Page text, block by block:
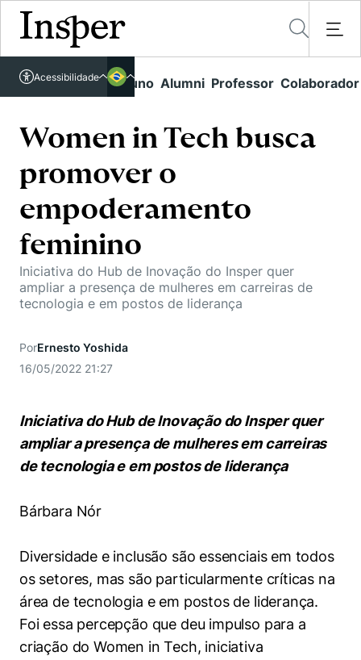
Links rápidos Aluno Alumni Professor Colaborador
Acessibilidade
Acessível em libras
Vestibular
Graduação
Todas as Engenharias
Engenharia Mecatrônica
Economia
Finanças
Educação Executiva
Busca por Áreas de Conhecimento
Quem Somos
O Insper
Campus
Internacional
Student Life
Núcleo de Carreiras
Como funciona
Resolução Eficaz de Problemas
Oportunidade de Negócios
Women in Action
Comunidade Transforme
Missão
Projetos Sociais
Lista de doadores
Pesquisa
Pesquisa no Insper
Centros de Conhecimento
Centro de Dados e IA
Repositório Institucional
Pesquisa na Graduação
Comitê de Ética em Pesquisa
Conteúdos
Carreiras e Cursos
Youtube
Instagram
Unidades Acadêmicas
Engenharia e Ciência da Computação
Busca por docentes
Prêmios de Excelência
Ensino e aprendizagem
Fale Conosco
Atendimento
Visite o Insper
Ouvidoria
Women in Tech busca
promover o
empoderamento
feminino
Iniciativa do Hub de Inovação do Insper quer
ampliar a presença de mulheres em carreiras de
tecnologia e em postos de liderança
PorErnesto Yoshida
16/05/2022 21:27
Iniciativa do Hub de Inovação do Insper quer
ampliar a presença de mulheres em carreiras
de tecnologia e em postos de liderança
Bárbara Nór
Diversidade e inclusão são essenciais em todos
os setores, mas são particularmente críticas na
área de tecnologia e em postos de liderança.
Foi essa percepção que deu impulso para a
criação do Women in Tech, iniciativa